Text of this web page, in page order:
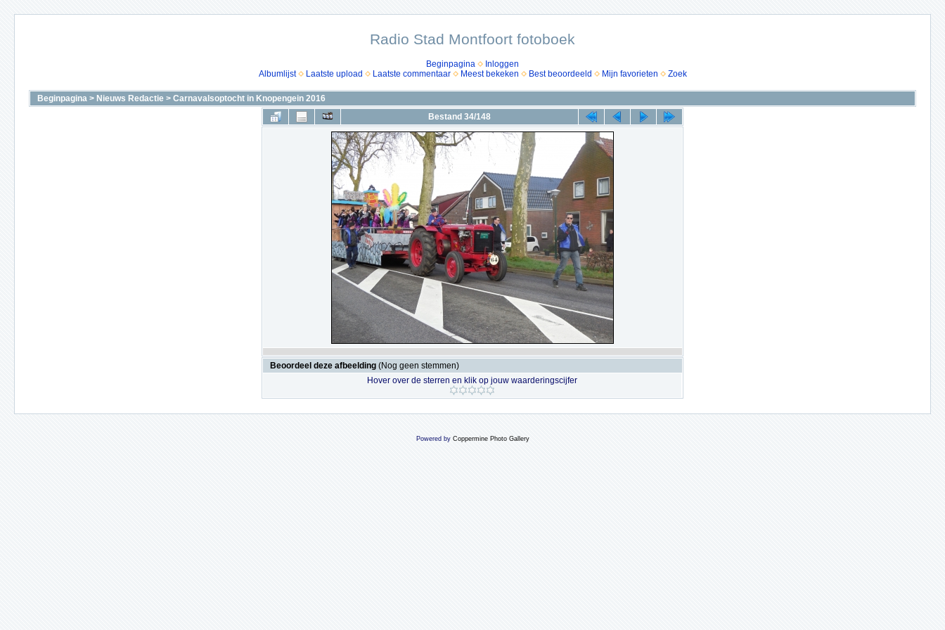
Radio Stad Montfoort fotoboek
Beginpagina
Inloggen
Albumlijst
Laatste upload Laatste commentaar Meest bekeken Best beoordeeld Mijn favorieten Zoek
Beginpagina > Nieuws Redactie > Carnavalsoptocht in Knopengein 2016
Bestand 34/148
Beoordeel deze afbeelding (Nog geen stemmen)
Hover over de sterren en klik op jouw waarderingscijfer
Powered by Coppermine Photo Gallery